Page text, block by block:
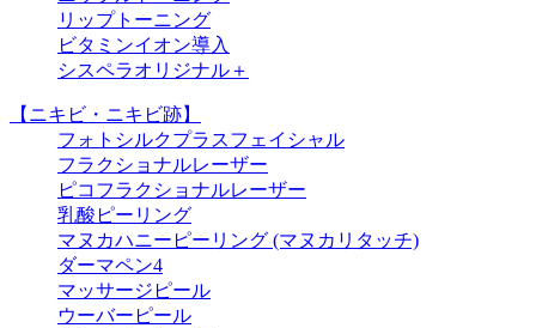
リップトーニング
ビタミンイオン導入
シスペラオリジナル＋
【ニキビ・ニキビ跡】
フォトシルクプラスフェイシャル
フラクショナルレーザー
ピコフラクショナルレーザー
乳酸ピーリング
マヌカハニーピーリング (マヌカリタッチ)
ダーマペン4
マッサージピール
ウーバーピール